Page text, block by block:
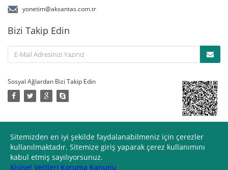
Sitemizden en iyi şekilde faydalanabilmeniz için çerezler
kullanılmaktadır. Sitemize giriş yaparak çerez kullanımını
kabul etmiş sayılıyorsunuz.
Kişisel Verileri Koruma Kanunu
yonetim@aksantas.com.tr
Bizi Takip Edin
Sosyal Ağlardan Bizi Takip Edin
saklıdır. İzinsiz ve kaynak gösterilmeden kullanılamaz.. |Kişisel
Verileri Koruma Kanunu
Devamı